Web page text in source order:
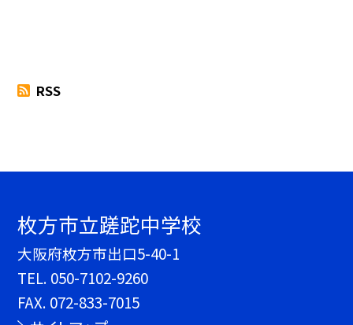
RSS
枚方市立蹉跎中学校
大阪府枚方市出口5-40-1
TEL. 050-7102-9260
FAX. 072-833-7015